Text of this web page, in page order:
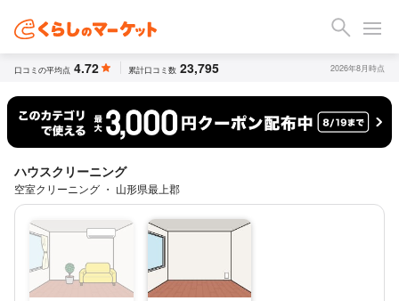
口コミの平均点 4.72 累計口コミ数 23,795 2026年8月時点
ハウスクリーニング
空室クリーニング ・ 山形県最上郡